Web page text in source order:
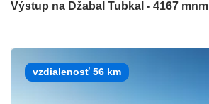
Výstup na Džabal Tubkal - 4167 mnm
vzdialenosť 56 km